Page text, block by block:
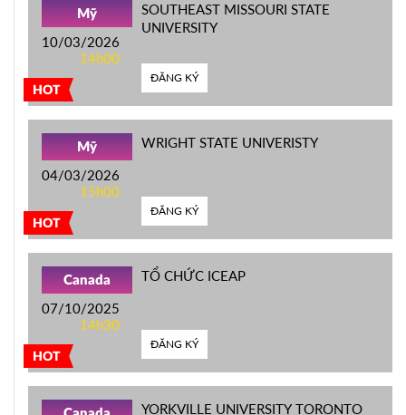
HOT
Mỹ
10/03/2026
14h00
SOUTHEAST MISSOURI STATE
UNIVERSITY
ĐĂNG KÝ
HOT
Mỹ
04/03/2026
15h00
WRIGHT STATE UNIVERISTY
ĐĂNG KÝ
HOT
Canada
07/10/2025
14h30
TỔ CHỨC ICEAP
ĐĂNG KÝ
YORKVILLE UNIVERSITY TORONTO